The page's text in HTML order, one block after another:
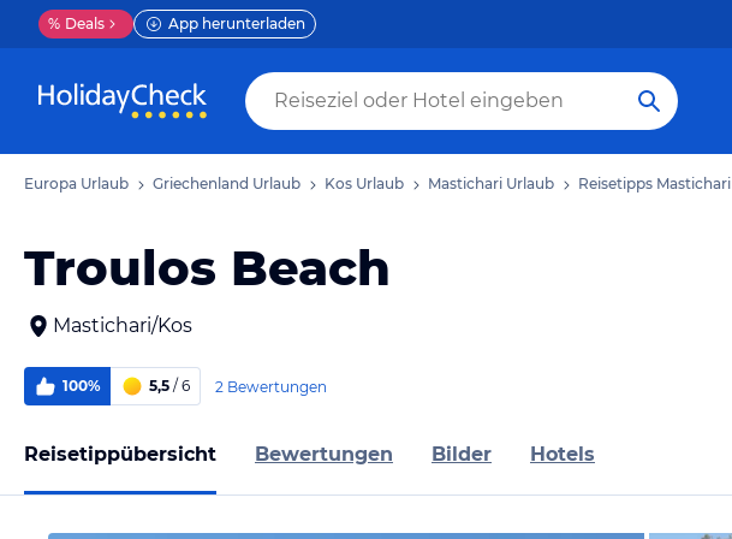
% Deals App herunterladen
Europa Urlaub Griechenland Urlaub Kos Urlaub Mastichari Urlaub Reisetipps Mastichari
Troulos Beach
Mastichari/Kos
100% 5,5 / 6 2 Bewertungen
Reisetippübersicht Bewertungen Bilder Hotels